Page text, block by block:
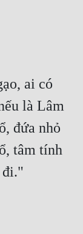
ai có
là Lâm
đứa nhỏ
tâm tính
đi."